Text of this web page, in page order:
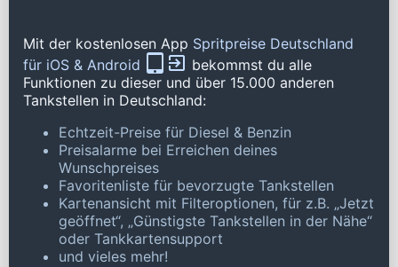
Mit der kostenlosen App Spritpreise Deutschland
für iOS & Android
bekommst du alle
Funktionen zu dieser und über 15.000 anderen
Tankstellen in Deutschland:
Echtzeit-Preise für Diesel & Benzin
Preisalarme bei Erreichen deines
Wunschpreises
Favoritenliste für bevorzugte Tankstellen
Kartenansicht mit Filteroptionen, für z.B. „Jetzt
geöffnet“, „Günstigste Tankstellen in der Nähe“
oder Tankkartensupport
und vieles mehr!